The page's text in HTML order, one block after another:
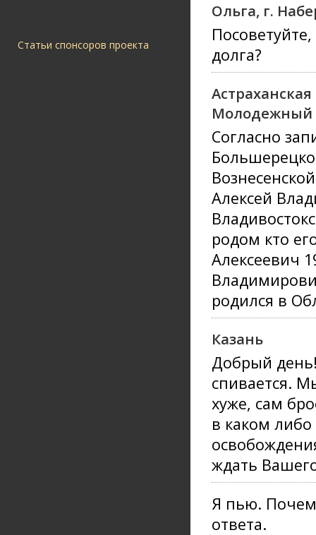
Статьи спонсоров проекта
Ольга, г.
долга?
Молодежный
Согласно
Алексей
родом кто
Алексеевич
родился в
Казань
Добрый
спивается.
хуже, сам
в каком
ждать
Я пью.
ответа.